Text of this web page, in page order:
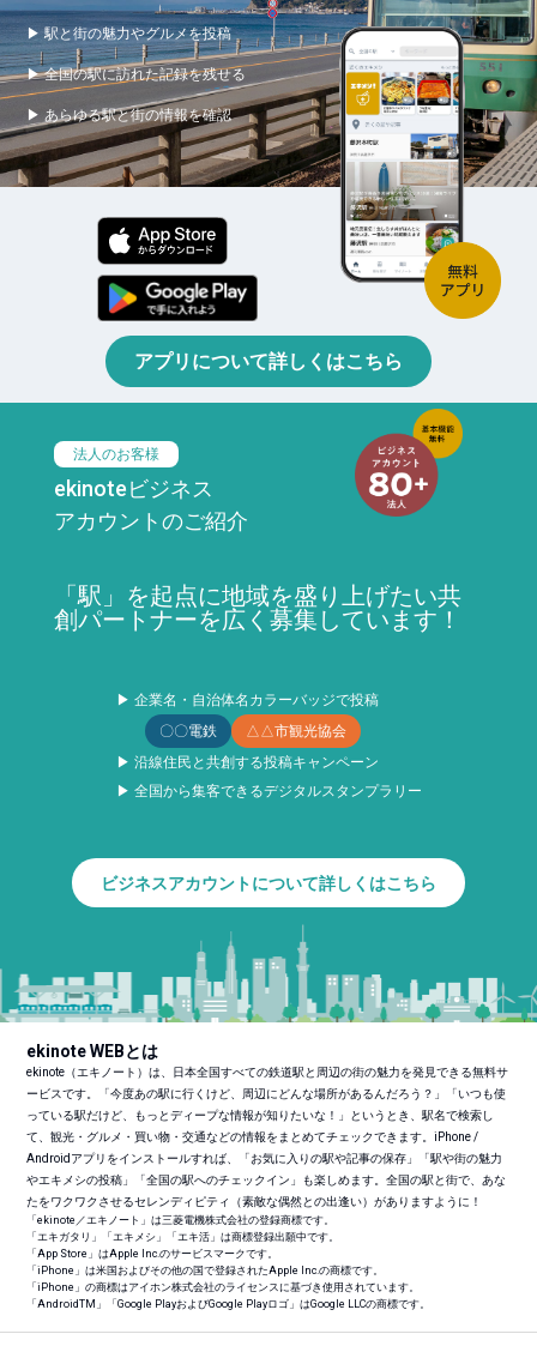
▶ 駅と街の魅力やグルメを投稿
▶ 全国の駅に訪れた記録を残せる
▶ あらゆる駅と街の情報を確認
アプリについて詳しくはこちら
法人のお客様
ekinoteビジネス
アカウントのご紹介
「駅」を起点に地域を盛り上げたい共
創パートナーを広く募集しています！
▶ 企業名・自治体名カラーバッジで投稿
〇〇電鉄
△△市観光協会
▶ 沿線住民と共創する投稿キャンペーン
▶ 全国から集客できるデジタルスタンプラリー
ビジネスアカウントについて詳しくはこちら
ekinote WEBとは
ekinote（エキノート）は、日本全国すべての鉄道駅と周辺の街の魅力を発見できる無料サ
ービスです。「今度あの駅に行くけど、周辺にどんな場所があるんだろう？」「いつも使
っている駅だけど、もっとディープな情報が知りたいな！」というとき、駅名で検索し
て、観光・グルメ・買い物・交通などの情報をまとめてチェックできます。iPhone /
Androidアプリをインストールすれば、「お気に入りの駅や記事の保存」「駅や街の魅力
やエキメシの投稿」「全国の駅へのチェックイン」も楽しめます。全国の駅と街で、あな
たをワクワクさせるセレンディピティ（素敵な偶然との出逢い）がありますように！
「ekinote／エキノート」は三菱電機株式会社の登録商標です。
「エキガタリ」「エキメシ」「エキ活」は商標登録出願中です。
「App Store」はApple Inc.のサービスマークです。
「iPhone」は米国およびその他の国で登録されたApple Inc.の商標です。
「iPhone」の商標はアイホン株式会社のライセンスに基づき使用されています。
「AndroidTM 」「Google PlayおよびGoogle Playロゴ」はGoogle LLCの商標です。